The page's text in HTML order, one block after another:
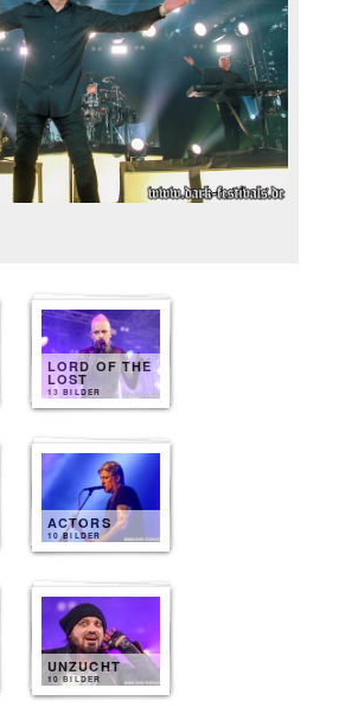
LORD OF THE
LOST
13 BILDER
ACTORS
10 BILDER
UNZUCHT
10 BILDER